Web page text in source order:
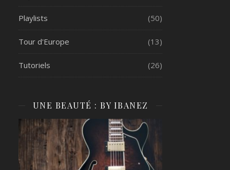
Playlists (50)
Tour d'Europe (13)
Tutoriels (26)
UNE BEAUTÉ : BY IBANEZ